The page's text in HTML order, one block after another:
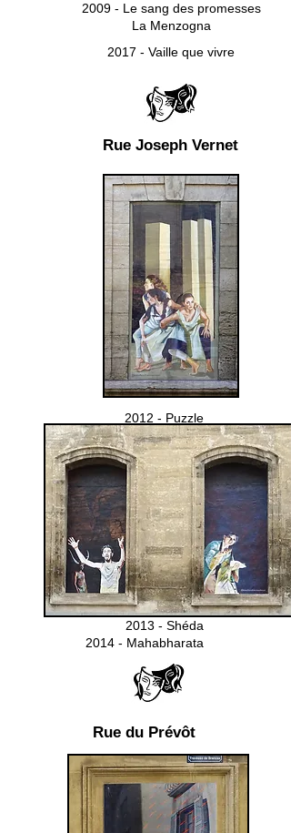
2009 - Le sang des promesses
La Menzogna
2017 - Vaille que vivre
Rue Joseph Vernet
2012 - Puzzle
2013 -
2014 - Mahabharata
Rue du Prévôt